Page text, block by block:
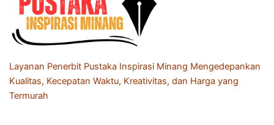
Layanan Penerbit Pustaka Inspirasi Minang Mengedepankan
Kualitas, Kecepatan Waktu, Kreativitas, dan Harga yang
Termurah